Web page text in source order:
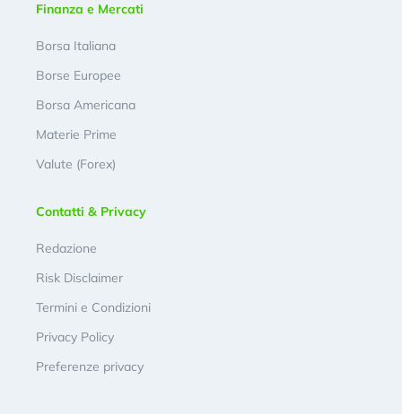
Finanza e Mercati
Borsa Italiana
Borse Europee
Borsa Americana
Materie Prime
Valute (Forex)
Contatti & Privacy
Redazione
Risk Disclaimer
Termini e Condizioni
Privacy Policy
Preferenze privacy